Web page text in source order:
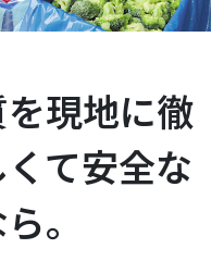
現地に徹
て安全な
。